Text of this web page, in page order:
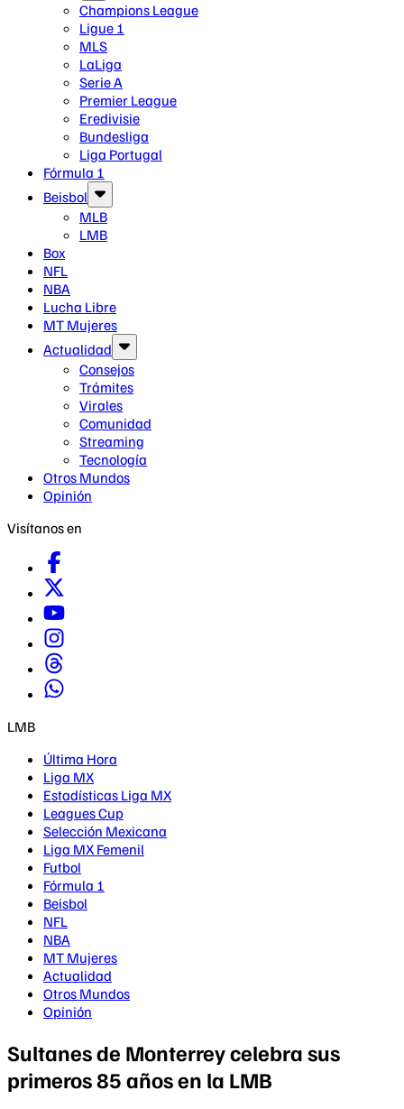
Champions League
Ligue 1
MLS
LaLiga
Serie A
Premier League
Eredivisie
Bundesliga
Liga Portugal
Fórmula 1
Beisbol
MLB
LMB
Box
NFL
NBA
Lucha Libre
MT Mujeres
Actualidad
Consejos
Trámites
Virales
Comunidad
Streaming
Tecnología
Otros Mundos
Opinión
Visítanos en
LMB
Última Hora
Liga MX
Estadísticas Liga MX
Leagues Cup
Selección Mexicana
Liga MX Femenil
Futbol
Fórmula 1
Beisbol
NFL
NBA
MT Mujeres
Actualidad
Otros Mundos
Opinión
Sultanes de Monterrey celebra sus
primeros 85 años en la LMB